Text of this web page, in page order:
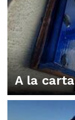
A la carta